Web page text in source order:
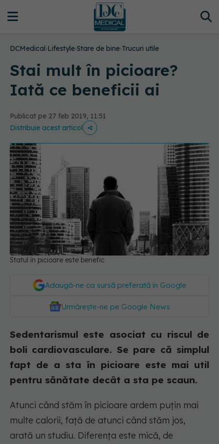
DCMedical›Lifestyle›Stare de bine›Trucuri utile
Stai mult în picioare?
Iată ce beneficii ai
Publicat pe 27 feb 2019, 11:51
Distribuie acest articol
Statul în picioare este benefic
Adaugă-ne ca sursă preferată în Google
Urmărește-ne pe Google News
Sedentarismul este asociat cu riscul de
boli cardiovasculare. Se pare că simplul
fapt de a sta în picioare este mai util
pentru sănătate decât a sta pe scaun.
Atunci când stăm în picioare ardem puțin mai
multe calorii, față de atunci când stăm jos,
arată un studiu. Diferența este mică, de